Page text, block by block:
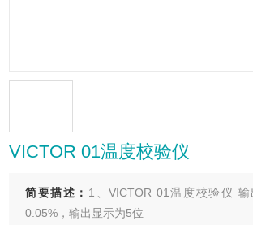
VICTOR 01温度校验仪
简要描述： 1、VICTOR 01温度校验仪
0.05%，输出显示为5位